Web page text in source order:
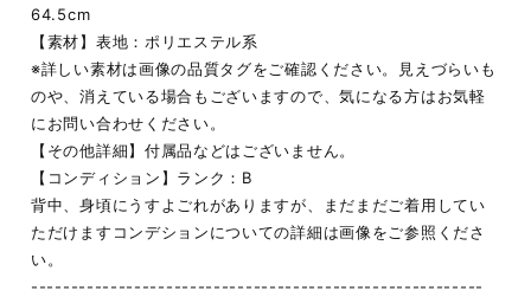
64.5cm
【素材】表地：ポリエステル系
※詳しい素材は画像の品質タグをご確認ください。見えづらいも
のや、消えている場合もございますので、気になる方はお気軽
にお問い合わせください。
【その他詳細】付属品などはございません。
【コンディション】ランク：B
背中、身頃にうすよごれがありますが、まだまだご着用してい
ただけますコンデションについての詳細は画像をご参照くださ
い。
---------------------------------------------------------